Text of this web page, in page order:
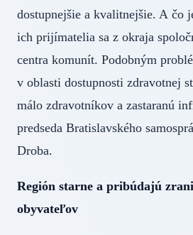
dostupnejšie a kvalitnejšie. A čo
ich prijímatelia sa z okraja
centra komunít. Podobným
v oblasti dostupnosti zdravotnej
málo zdravotníkov a zastaranú
predseda Bratislavského
Droba.
Región starne a pribúdajú
obyvateľov